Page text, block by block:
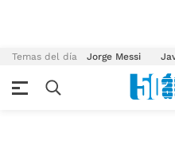
Temas del día Jorge Messi